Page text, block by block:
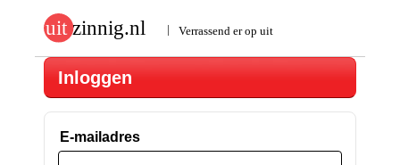
Inloggen
E-mailadres